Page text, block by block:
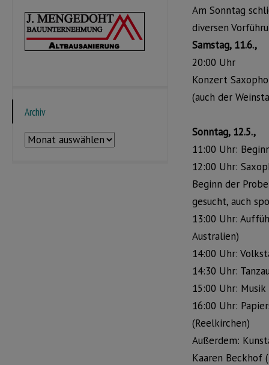
Am Sonntag
diversen
Samstag, 11.6.,
20:00 Uhr
Konzert
(auch der
Sonntag, 12.5.,
11:00 Uhr:
12:00 Uhr:
Beginn der
gesucht, auch
13:00 Uhr:
Australien)
14:00 Uhr:
14:30 Uhr:
15:00 Uhr:
16:00 Uhr:
(Reelkirchen)
Außerdem:
Kaaren Beckhof
Archiv
Archiv